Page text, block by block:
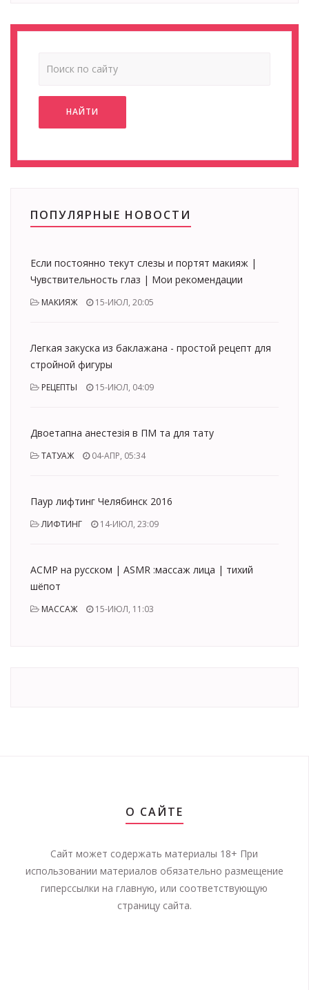
НАЙТИ
ПОПУЛЯРНЫЕ НОВОСТИ
Если постоянно текут слезы и портят макияж |
Чувствительность глаз | Мои рекомендации
МАКИЯЖ 15-ИЮЛ, 20:05
Легкая закуска из баклажана - простой рецепт для
стройной фигуры
РЕЦЕПТЫ 15-ИЮЛ, 04:09
Двоетапна анестезія в ПМ та для тату
ТАТУАЖ 04-АПР, 05:34
Паур лифтинг Челябинск 2016
ЛИФТИНГ 14-ИЮЛ, 23:09
АСМР на русском | ASMR :массаж лица | тихий
шёпот
МАССАЖ 15-ИЮЛ, 11:03
О САЙТЕ
Сайт может содержать материалы 18+ При
использовании материалов обязательно размещение
гиперссылки на главную, или соответствующую
страницу сайта.